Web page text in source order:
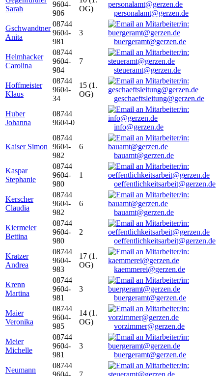
Sarah
9604-
986
OG)
personalamt@gerzen.de
Gschwandtner
Anita
08744
9604-
981
3
buergeramt@gerzen.de
Helmhacker
Carolina
08744
9604-
984
7
steueramt@gerzen.de
Hoffmeister
Klaus
08744
9604-
34
15 (1.
OG)
geschaeftsleitung@gerzen.de
Huber
Johanna
08744
9604-0
info@gerzen.de
Kaiser Simon
08744
9604-
982
6
bauamt@gerzen.de
Kaspar
Stephanie
08744
9604-
980
1
oeffentlichkeitsarbeit@gerzen.de
Kerscher
Claudia
08744
9604-
982
6
bauamt@gerzen.de
Kiermeier
Bettina
08744
9604-
980
2
oeffentlichkeitsarbeit@gerzen.de
Kratzer
Andrea
08744
9604-
983
17 (1.
OG)
kaemmerei@gerzen.de
Krenn
Martina
08744
9604-
981
3
buergeramt@gerzen.de
Maier
Veronika
08744
9604-
985
14 (1.
OG)
vorzimmer@gerzen.de
Meier
Michelle
08744
9604-
981
3
buergeramt@gerzen.de
Neumann
08744
9604-
7